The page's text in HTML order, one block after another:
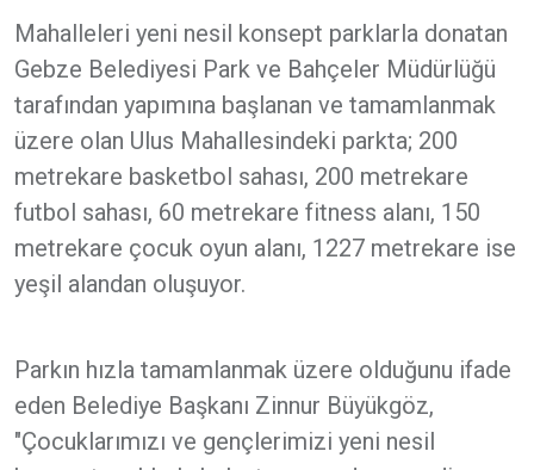
Mahalleleri yeni nesil konsept parklarla donatan
Gebze Belediyesi Park ve Bahçeler Müdürlüğü
tarafından yapımına başlanan ve tamamlanmak
üzere olan Ulus Mahallesindeki parkta; 200
metrekare basketbol sahası, 200 metrekare
futbol sahası, 60 metrekare fitness alanı, 150
metrekare çocuk oyun alanı, 1227 metrekare ise
yeşil alandan oluşuyor.
Parkın hızla tamamlanmak üzere olduğunu ifade
eden Belediye Başkanı Zinnur Büyükgöz,
"Çocuklarımızı ve gençlerimizi yeni nesil